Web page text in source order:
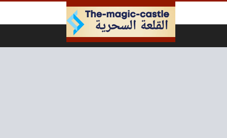
التخطي إلى المحتوى